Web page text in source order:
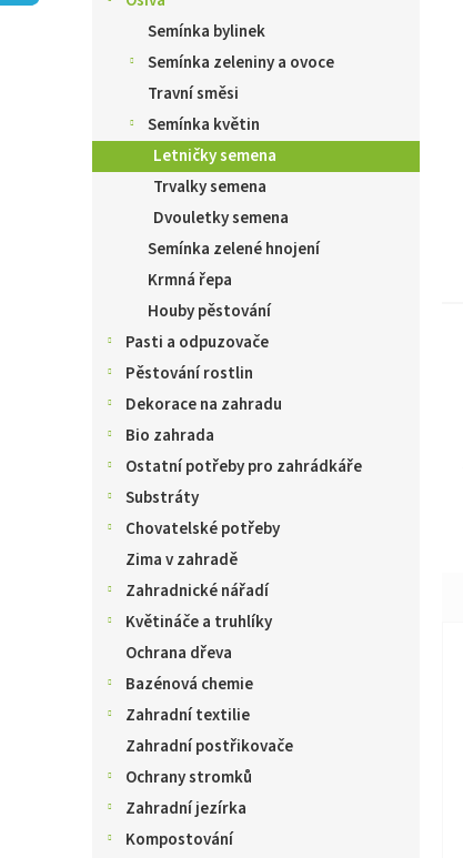
Semínka bylinek
Semínka zeleniny a ovoce
Travní směsi
Semínka květin
Letničky semena
Trvalky semena
Dvouletky semena
Semínka zelené hnojení
Krmná řepa
Houby pěstování
Pasti a odpuzovače
Pěstování rostlin
Dekorace na zahradu
Bio zahrada
Ostatní potřeby pro zahrádkáře
Substráty
Chovatelské potřeby
Zima v zahradě
Zahradnické nářadí
Květináče a truhlíky
Ochrana dřeva
Bazénová chemie
Zahradní textilie
Zahradní postřikovače
Ochrany stromků
Zahradní jezírka
Kompostování